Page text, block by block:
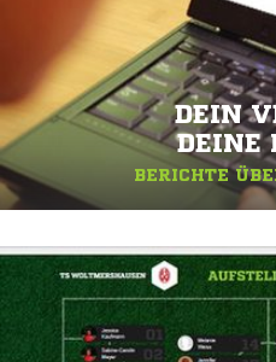
DEIN
DEINE
BERICHTE